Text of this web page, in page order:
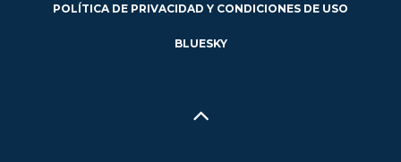
POLÍTICA DE PRIVACIDAD Y CONDICIONES DE USO
BLUESKY